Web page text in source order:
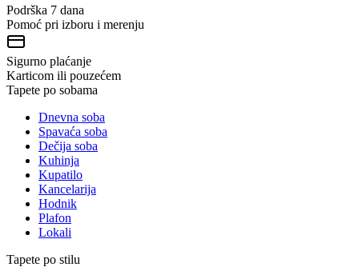
Podrška 7 dana
Pomoć pri izboru i merenju
Sigurno plaćanje
Karticom ili pouzećem
Tapete po sobama
Dnevna soba
Spavaća soba
Dečija soba
Kuhinja
Kupatilo
Kancelarija
Hodnik
Plafon
Lokali
Tapete po stilu